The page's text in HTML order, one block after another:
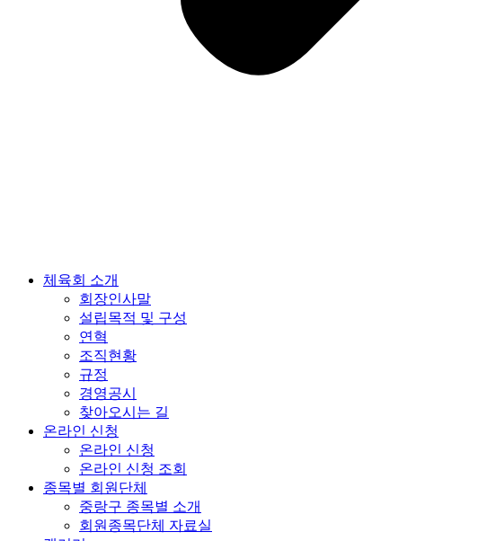
체육회 소개
회장인사말
설립목적 및 구성
연혁
조직현황
규정
경영공시
찾아오시는 길
온라인 신청
온라인 신청
온라인 신청 조회
종목별 회원단체
중랑구 종목별 소개
회원종목단체 자료실